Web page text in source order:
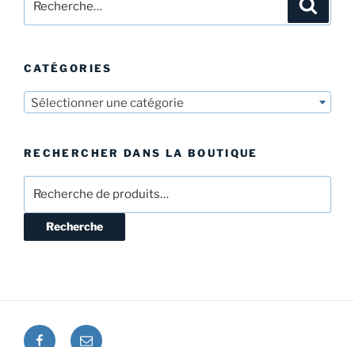
pour
CATÉGORIES
Sélectionner une catégorie
RECHERCHER DANS LA BOUTIQUE
pour :
Recherche
Facebook
E-